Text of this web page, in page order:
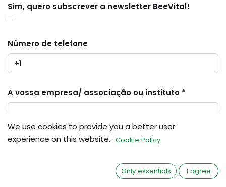
Sim, quero subscrever a newsletter BeeVital!
Número de telefone
A vossa empresa/ associação ou instituto *
Como é que nos encontrou?
We use cookies to provide you a better user
experience on this website. Cookie Policy
Only essentials I agree